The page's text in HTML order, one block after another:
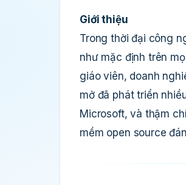
Giới thiệu
Trong thời đại công
như mặc định trên
giáo viên, doanh
mở đã phát triển
Microsoft, và thậm
mềm open source